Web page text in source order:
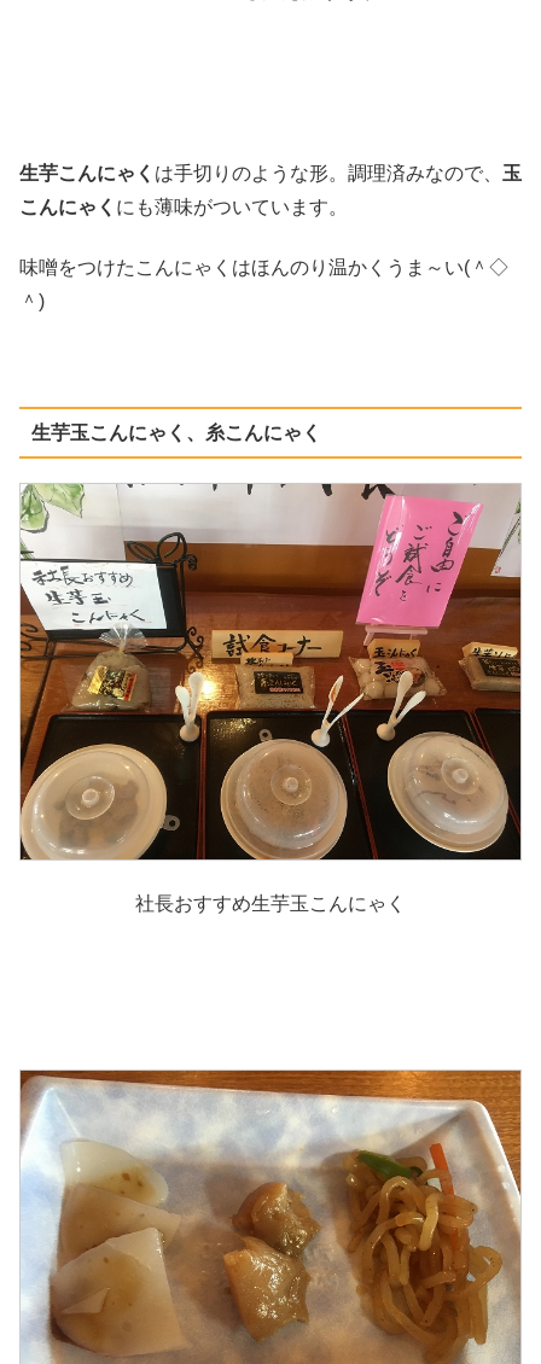
生芋こんにゃく は手切りのような形。調理済みなので、 玉
こんにゃく にも薄味がついています。
味噌をつけたこんにゃくはほんのり温かくうま～い(＾◇
＾)
生芋玉こんにゃく、糸こんにゃく
社長おすすめ生芋玉こんにゃく